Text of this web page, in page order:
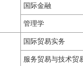
国际金融
管理学
国际贸易实务
服务贸易与技术贸